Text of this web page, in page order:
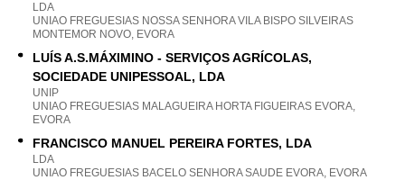
LDA
UNIAO FREGUESIAS NOSSA SENHORA VILA BISPO SILVEIRAS
MONTEMOR NOVO, EVORA
LUÍS A.S.MÁXIMINO - SERVIÇOS AGRÍCOLAS,
SOCIEDADE UNIPESSOAL, LDA
UNIP
UNIAO FREGUESIAS MALAGUEIRA HORTA FIGUEIRAS EVORA,
EVORA
FRANCISCO MANUEL PEREIRA FORTES, LDA
LDA
UNIAO FREGUESIAS BACELO SENHORA SAUDE EVORA, EVORA